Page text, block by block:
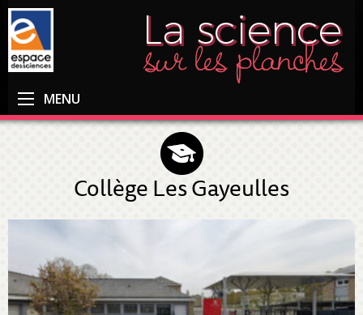
MENU
Collège Les Gayeulles